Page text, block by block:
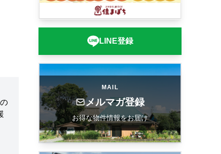
LINE登録
MAIL
メルマガ登録
お得な物件情報をお届け